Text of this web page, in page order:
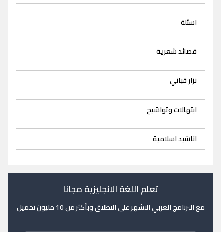
اسئلة
قصائد شعرية
نزار قباني
ابتهالات وتواشيح
اناشيد اسلامية
تعلم اللغة الانجليزية مجانا
مع البرنامج العربي الاشهر على الاطلاق وبأكثر من 10 مليون تحميل